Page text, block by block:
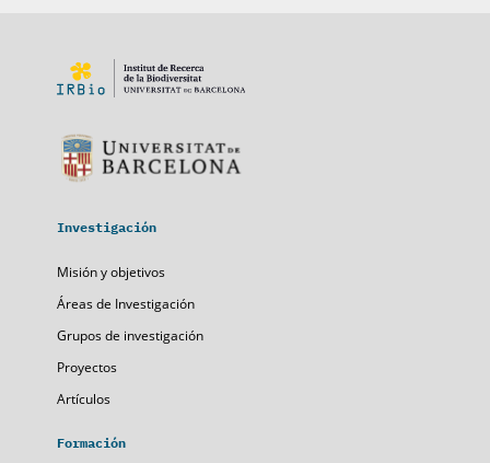
Investigación
Misión y objetivos
Áreas de Investigación
Grupos de investigación
Proyectos
Artículos
Formación